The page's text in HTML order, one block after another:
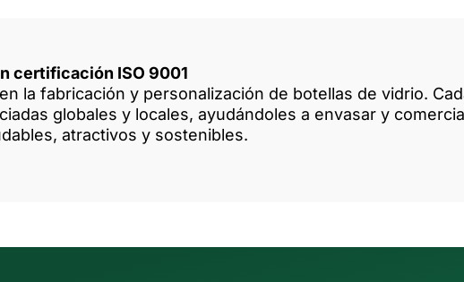
certificación ISO 9001
la fabricación y personalización de botellas de vidrio.
globales y locales, ayudándoles a envasar y
atractivos y sostenibles.